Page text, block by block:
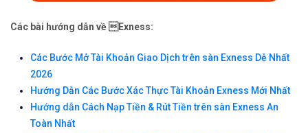
Các bài hướng dẫn về Exness:
Các Bước Mở Tài Khoản Giao Dịch trên sàn Exness Dễ Nhất
2026
Hướng Dẫn Các Bước Xác Thực Tài Khoản Exness Mới Nhất
Hướng dẫn Cách Nạp Tiền & Rút Tiền trên sàn Exness An
Toàn Nhất